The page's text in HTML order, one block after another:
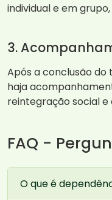
individual e em
3.
Após a conclusão
haja
reintegração social
FAQ -
O que é